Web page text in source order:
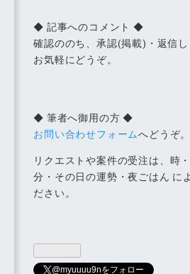
◆ 記事へのコメント ◆
確認ののち、承認(掲載)・返信し
お気軽にどうぞ。
◆ 筆者へ御用の方 ◆
お問い合わせフォームへどうぞ。
リクエストや案件の受注は、時
分・その日の運勢・夜ごはん に
ださい。
@myuuuu9nをフォロー